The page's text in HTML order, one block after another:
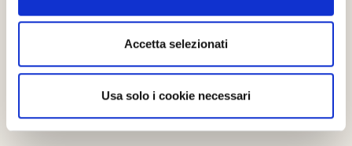
Accetta selezionati
Usa solo i cookie necessari